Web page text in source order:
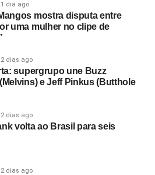
1 dia ago
mostra disputa entre
uma mulher no clipe de
2 dias ago
supergrupo une Buzz
e Jeff Pinkus (Butthole
2 dias ago
volta ao Brasil para seis
2 dias ago